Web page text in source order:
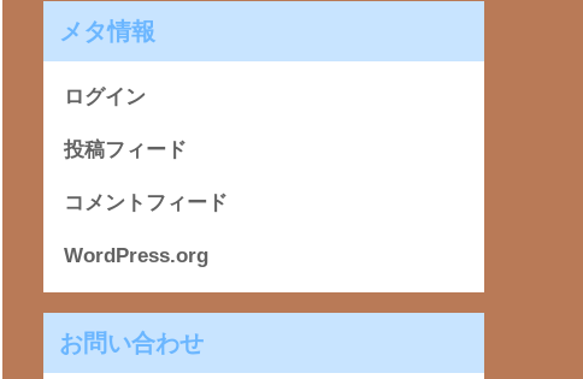
メタ情報
ログイン
投稿フィード
コメントフィード
WordPress.org
お問い合わせ